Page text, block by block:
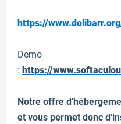
https://
Demo
: https://
Notre offre
et vous permet donc